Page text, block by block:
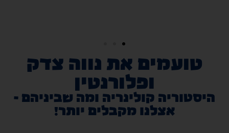
טועמים את נווה צדק
ופלורנטין
היסטוריה קולינריה ומה שביניהם -
אצלנו מקבלים יותר!